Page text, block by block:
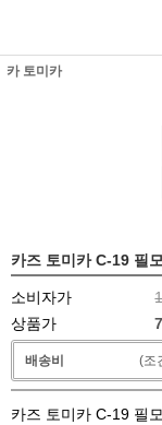
카 토미카
카즈 토미카 C-19 필
소비자가
상품가
배송비 (조
카즈 토미카 C-19 필